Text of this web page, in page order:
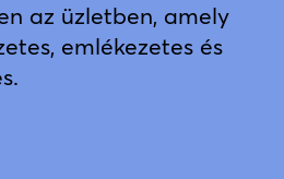
az üzletben, amely
emlékezetes és